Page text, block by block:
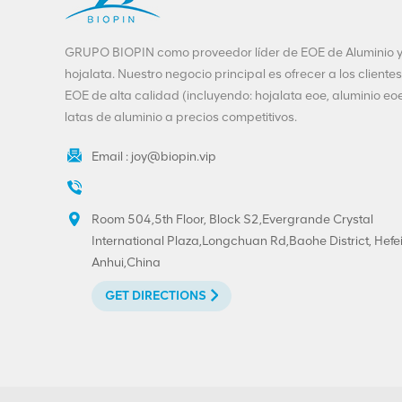
GRUPO BIOPIN como proveedor líder de EOE de Aluminio y
hojalata. Nuestro negocio principal es ofrecer a los clientes
EOE de alta calidad (incluyendo: hojalata eoe, aluminio
latas de aluminio a precios competitivos.
Email : joy@biopin.vip
Room 504,5th Floor, Block S2,Evergrande Crystal
International Plaza,Longchuan Rd,Baohe District,
Anhui,China
GET DIRECTIONS